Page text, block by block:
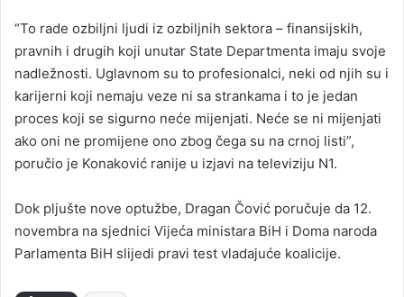
“To rade ozbiljni ljudi iz ozbiljnih sektora – finansijskih,
pravnih i drugih koji unutar State Departmenta imaju svoje
nadležnosti. Uglavnom su to profesionalci, neki od njih su i
karijerni koji nemaju veze ni sa strankama i to je jedan
proces koji se sigurno neće mijenjati. Neće se ni mijenjati
ako oni ne promijene ono zbog čega su na crnoj listi”,
poručio je Konaković ranije u izjavi na televiziju N1.
Dok pljušte nove optužbe, Dragan Čović poručuje da 12.
novembra na sjednici Vijeća ministara BiH i Doma naroda
Parlamenta BiH slijedi pravi test vladajuće koalicije.